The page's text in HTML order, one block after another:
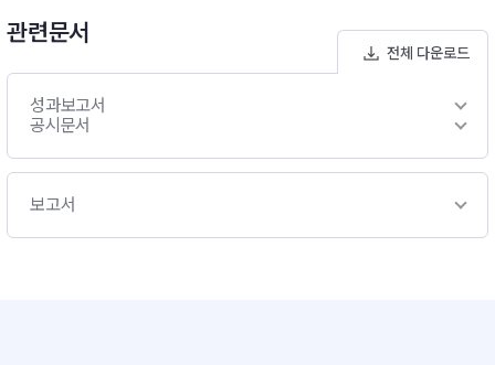
관련문서
전체 다운로드
성과보고서
공시문서
보고서